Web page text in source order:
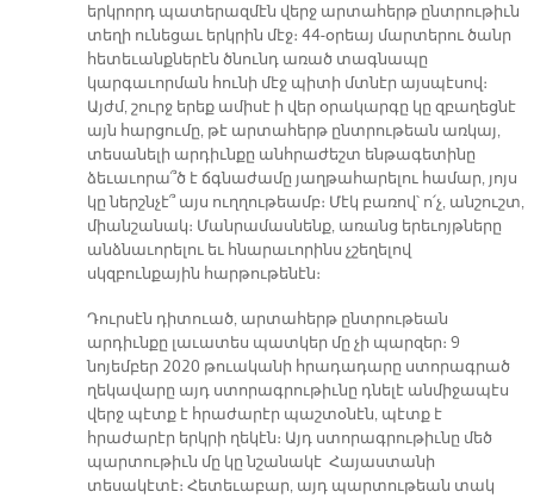
երկրորդ պատերազմէն վերջ արտահերթ ընտրութիւն
տեղի ունեցաւ երկրին մէջ։ 44-օրեայ մարտերու ծանր
հետեւանքներէն ծնունդ առած տագնապը
կարգաւորման հունի մէջ պիտի մտնէր այսպէսով։
Այժմ, շուրջ երեք ամիսէ ի վեր օրակարգը կը զբաղեցնէ
այն հարցումը, թէ արտահերթ ընտրութեան առկայ,
տեսանելի արդիւնքը անհրաժեշտ ենթագետինը
ձեւաւորա՞ծ է ճգնաժամը յաղթահարելու համար, յոյս
կը ներշնչէ՞ այս ուղղութեամբ։ Մէկ բառով՝ ո՛չ, անշուշտ,
միանշանակ։ Մանրամասնենք, առանց երեւոյթները
անձնաւորելու եւ հնարաւորինս չշեղելով
սկզբունքային հարթութենէն։
Դուրսէն դիտուած, արտահերթ ընտրութեան
արդիւնքը լաւատես պատկեր մը չի պարզեր։ 9
նոյեմբեր 2020 թուականի հրադադարը ստորագրած
ղեկավարը այդ ստորագրութիւնը դնելէ անմիջապէս
վերջ պէտք է հրաժարէր պաշտօնէն, պէտք է
հրաժարէր երկրի ղեկէն։ Այդ ստորագրութիւնը մեծ
պարտութիւն մը կը նշանակէ Հայաստանի
տեսակէտէ։ Հետեւաբար, այդ պարտութեան տակ